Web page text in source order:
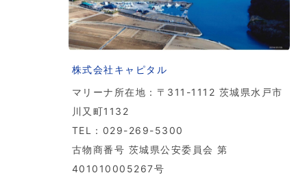
株式会社キャピタル
マリーナ所在地：〒311-1112 茨城県水戸市
川又町1132
TEL：029-269-5300
古物商番号 茨城県公安委員会 第
401010005267号